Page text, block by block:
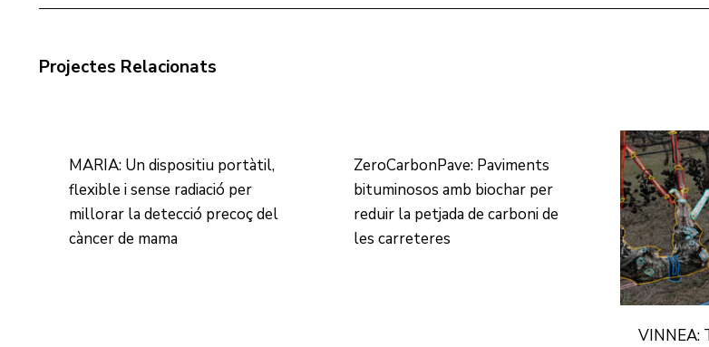
Projectes Relacionats
MARIA: Un dispositiu portàtil,
flexible i sense radiació per
millorar la detecció precoç del
càncer de mama
ZeroCarbonPave: Paviments
bituminosos amb biochar per
reduir la petjada de carboni de
les carreteres
VINNEA: